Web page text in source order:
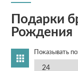
Подарки
Рождения
Показывать